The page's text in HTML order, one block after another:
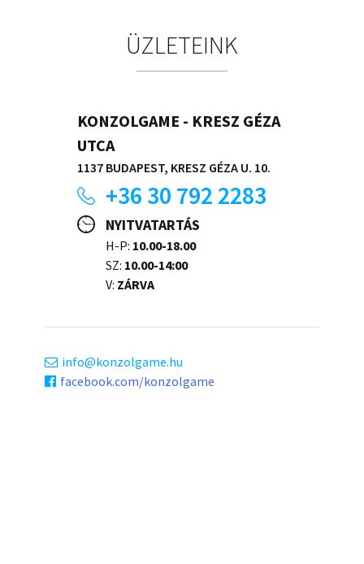
ÜZLETEINK
KONZOLGAME - KRESZ GÉZA
UTCA
1137 BUDAPEST, KRESZ GÉZA U. 10.
+36 30 792 2283
NYITVATARTÁS
H-P: 10.00-18.00
SZ: 10.00-14:00
V: ZÁRVA
info
konzolgame.hu
facebook.com/konzolgame